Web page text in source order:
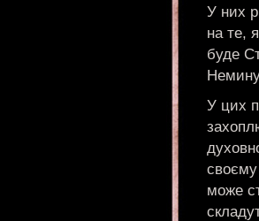
У них
на те,
буде
У цих
може